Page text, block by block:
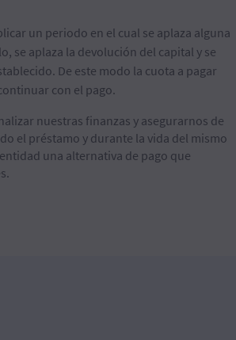
un periodo en el cual se aplaza alguna
se aplaza la devolución del capital y se
De este modo la cuota a pagar
con el pago.
nuestras finanzas y asegurarnos de
el préstamo y durante la vida del mismo
una alternativa de pago que